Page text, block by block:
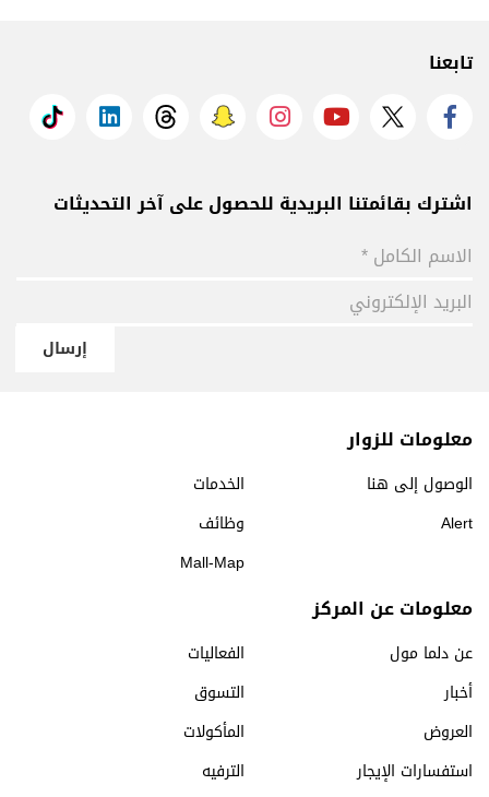
تابعنا
اشترك بقائمتنا البريدية للحصول على آخر التحديثات
إرسال
معلومات للزوار
الخدمات
الوصول إلى هنا
وظائف
Alert
Mall-Map
معلومات عن المركز
عن دلما مول
الفعاليات
أخبار
التسوق
العروض
المأكولات
استفسارات الإيجار
الترفيه